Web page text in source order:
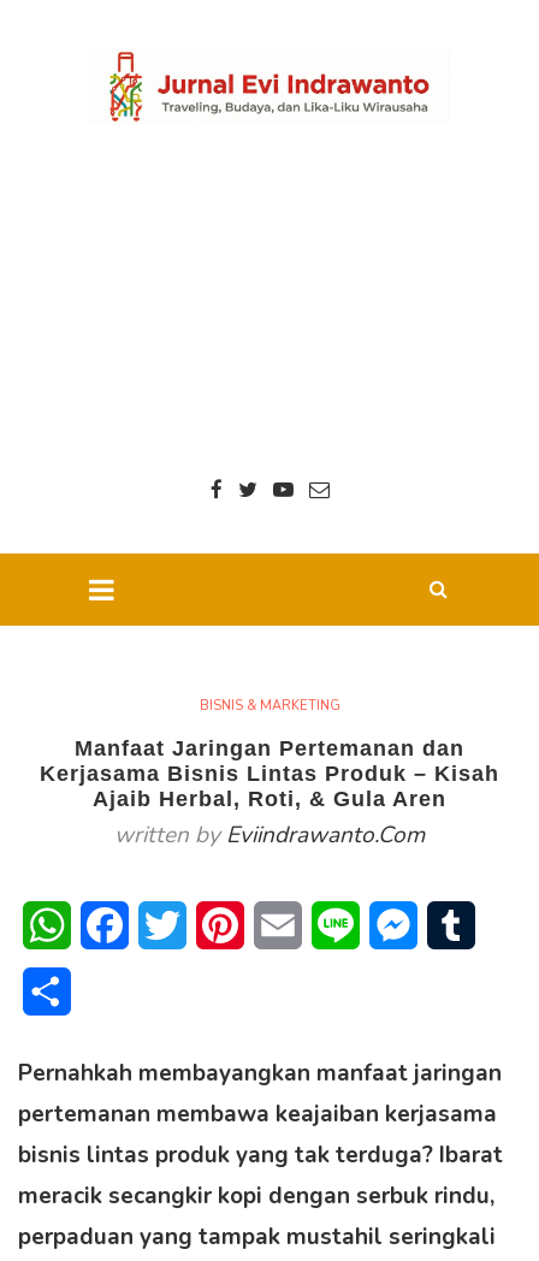
BISNIS & MARKETING
Manfaat Jaringan Pertemanan dan
Kerjasama Bisnis Lintas Produk – Kisah
Ajaib Herbal, Roti, & Gula Aren
written byEviindrawanto.com
WhatsAppFacebookTwitter PinterestEmail Line Messenger
Pernahkah membayangkan manfaat jaringan
pertemanan membawa keajaiban kerjasama
bisnis lintas produk yang tak terduga? Ibarat
meracik secangkir kopi dengan serbuk rindu,
perpaduan yang tampak mustahil seringkali